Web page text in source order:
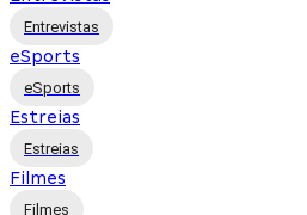
Entrevistas
eSports
eSports
Estreias
Estreias
Filmes
Filmes